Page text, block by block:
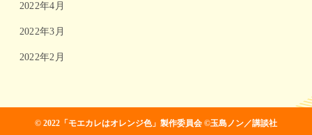
2022年4月
2022年3月
2022年2月
© 2022「モエカレはオレンジ色」製作委員会 ©玉島ノン／講談社